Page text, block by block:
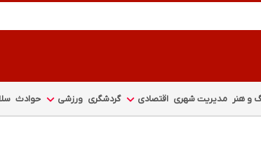
و هنر مدیریت شهری اقتصادی گردشگری ورزشی حوادث